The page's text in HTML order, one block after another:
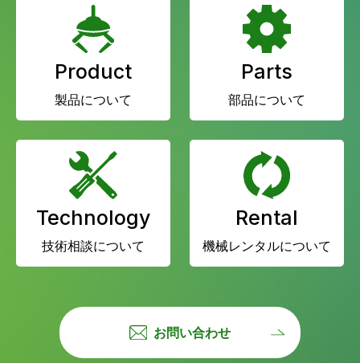
Product
製品について
Parts
部品について
Technology
技術相談について
Rental
機械レンタルについて
お問い合わせ